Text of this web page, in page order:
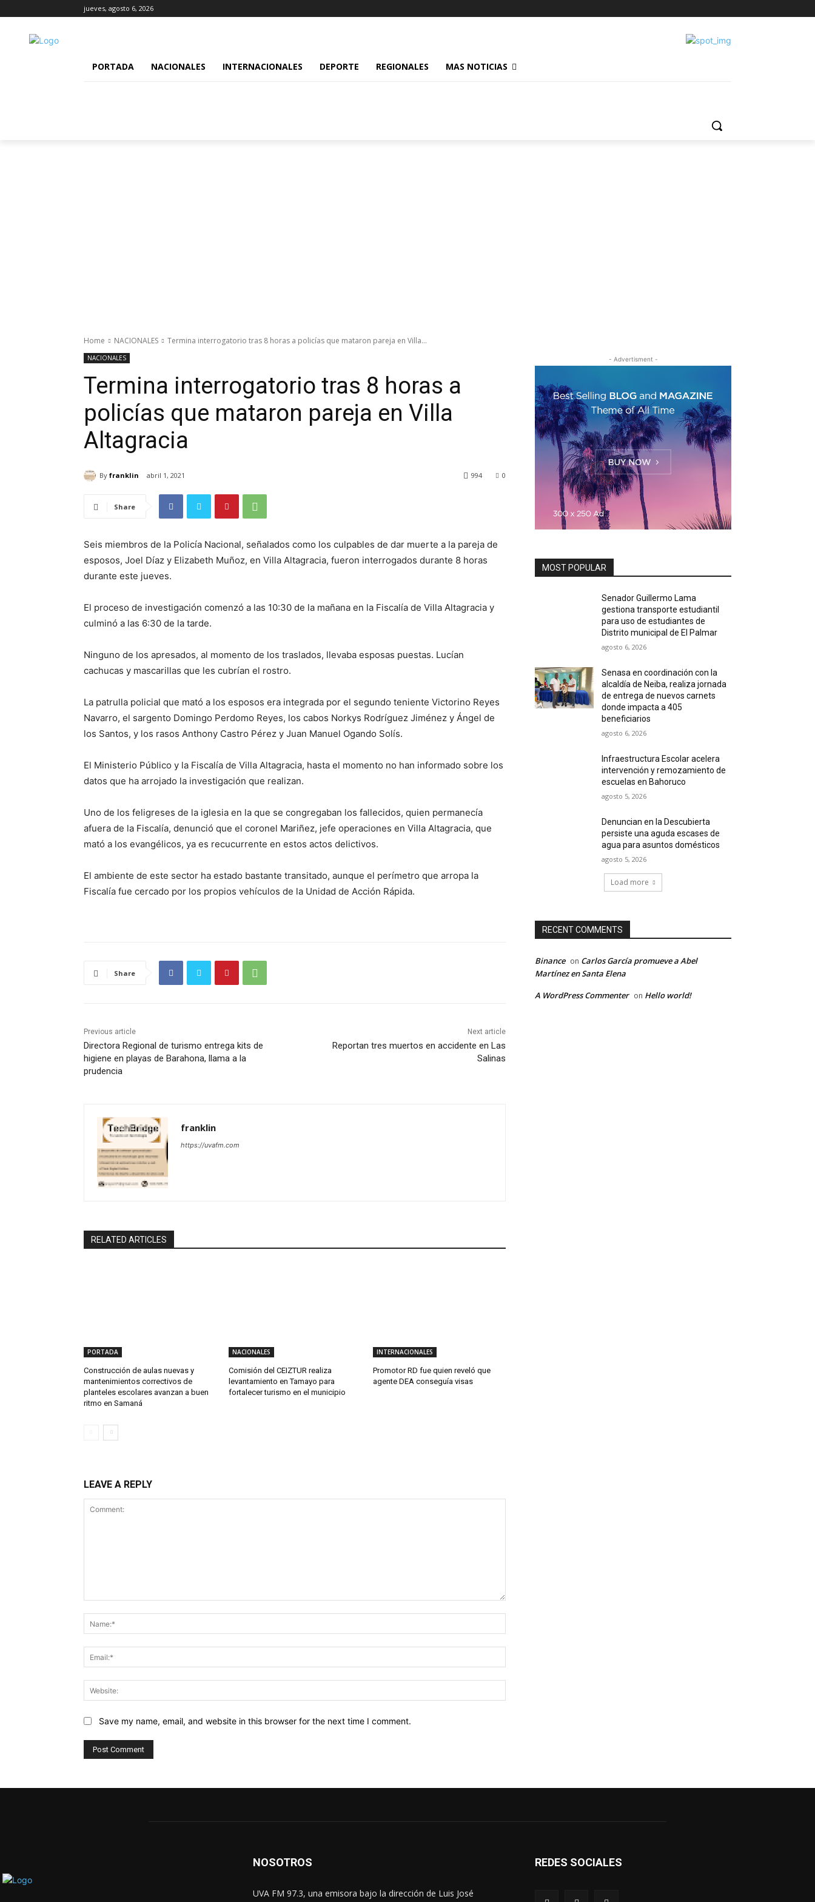
jueves, agosto 6, 2026
PORTADA NACIONALES INTERNACIONALES DEPORTE REGIONALES MAS NOTICIAS
Home NACIONALES Termina interrogatorio tras 8 horas a policías que mataron pareja en Villa...
NACIONALES
Termina interrogatorio tras 8 horas a
policías que mataron pareja en Villa
Altagracia
By franklin abril 1, 2021 0
994
Share
Seis miembros de la Policía Nacional, señalados como los culpables de dar muerte a la pareja de
esposos, Joel Díaz y Elizabeth Muñoz, en Villa Altagracia, fueron interrogados durante 8 horas
durante este jueves.
El proceso de investigación comenzó a las 10:30 de la mañana en la Fiscalía de Villa Altagracia y
culminó a las 6:30 de la tarde.
Ninguno de los apresados, al momento de los traslados, llevaba esposas puestas. Lucían
cachucas y mascarillas que les cubrían el rostro.
La patrulla policial que mató a los esposos era integrada por el segundo teniente Victorino Reyes
Navarro, el sargento Domingo Perdomo Reyes, los cabos Norkys Rodríguez Jiménez y Ángel de
los Santos, y los rasos Anthony Castro Pérez y Juan Manuel Ogando Solís.
El Ministerio Público y la Fiscalía de Villa Altagracia, hasta el momento no han informado sobre los
datos que ha arrojado la investigación que realizan.
Uno de los feligreses de la iglesia en la que se congregaban los fallecidos, quien permanecía
afuera de la Fiscalía, denunció que el coronel Mariñez, jefe operaciones en Villa Altagracia, que
mató a los evangélicos, ya es recucurrente en estos actos delictivos.
El ambiente de este sector ha estado bastante transitado, aunque el perímetro que arropa la
Fiscalía fue cercado por los propios vehículos de la Unidad de Acción Rápida.
Share
Previous article
Directora Regional de turismo entrega kits de
higiene en playas de Barahona, llama a la
prudencia
Next article
Reportan tres muertos en accidente en Las
Salinas
franklin
https://uvafm.com
RELATED ARTICLES
PORTADA
Construcción de aulas nuevas y
mantenimientos correctivos de
planteles escolares avanzan a buen
ritmo en Samaná
NACIONALES
Comisión del CEIZTUR realiza
levantamiento en Tamayo para
fortalecer turismo en el municipio
INTERNACIONALES
Promotor RD fue quien reveló que
agente DEA conseguía visas
LEAVE A REPLY
Save my name, email, and website in this browser for the next time I comment.
- Advertisment -
MOST POPULAR
Senador Guillermo Lama
gestiona transporte estudiantil
para uso de estudiantes de
Distrito municipal de El Palmar
agosto 6, 2026
Senasa en coordinación con la
alcaldía de Neiba, realiza jornada
de entrega de nuevos carnets
donde impacta a 405
beneficiarios
agosto 6, 2026
Infraestructura Escolar acelera
intervención y remozamiento de
escuelas en Bahoruco
agosto 5, 2026
Denuncian en la Descubierta
persiste una aguda escases de
agua para asuntos domésticos
agosto 5, 2026
Load more
RECENT COMMENTS
Binance on Carlos García promueve a Abel
Martínez en Santa Elena
A WordPress Commenter on Hello world!
NOSOTROS
UVA FM 97.3, una emisora bajo la dirección de Luis José
REDES SOCIALES